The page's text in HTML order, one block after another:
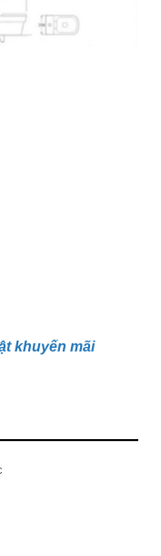
khuyến mãi